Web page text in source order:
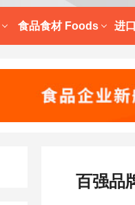
食品食材 Foods 进
百强品